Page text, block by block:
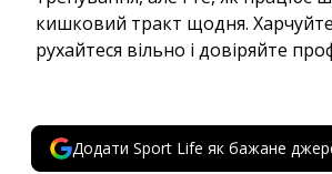
кишковий тракт щодня.
рухайтеся вільно і довіряйте
Додати Sport Life як бажане